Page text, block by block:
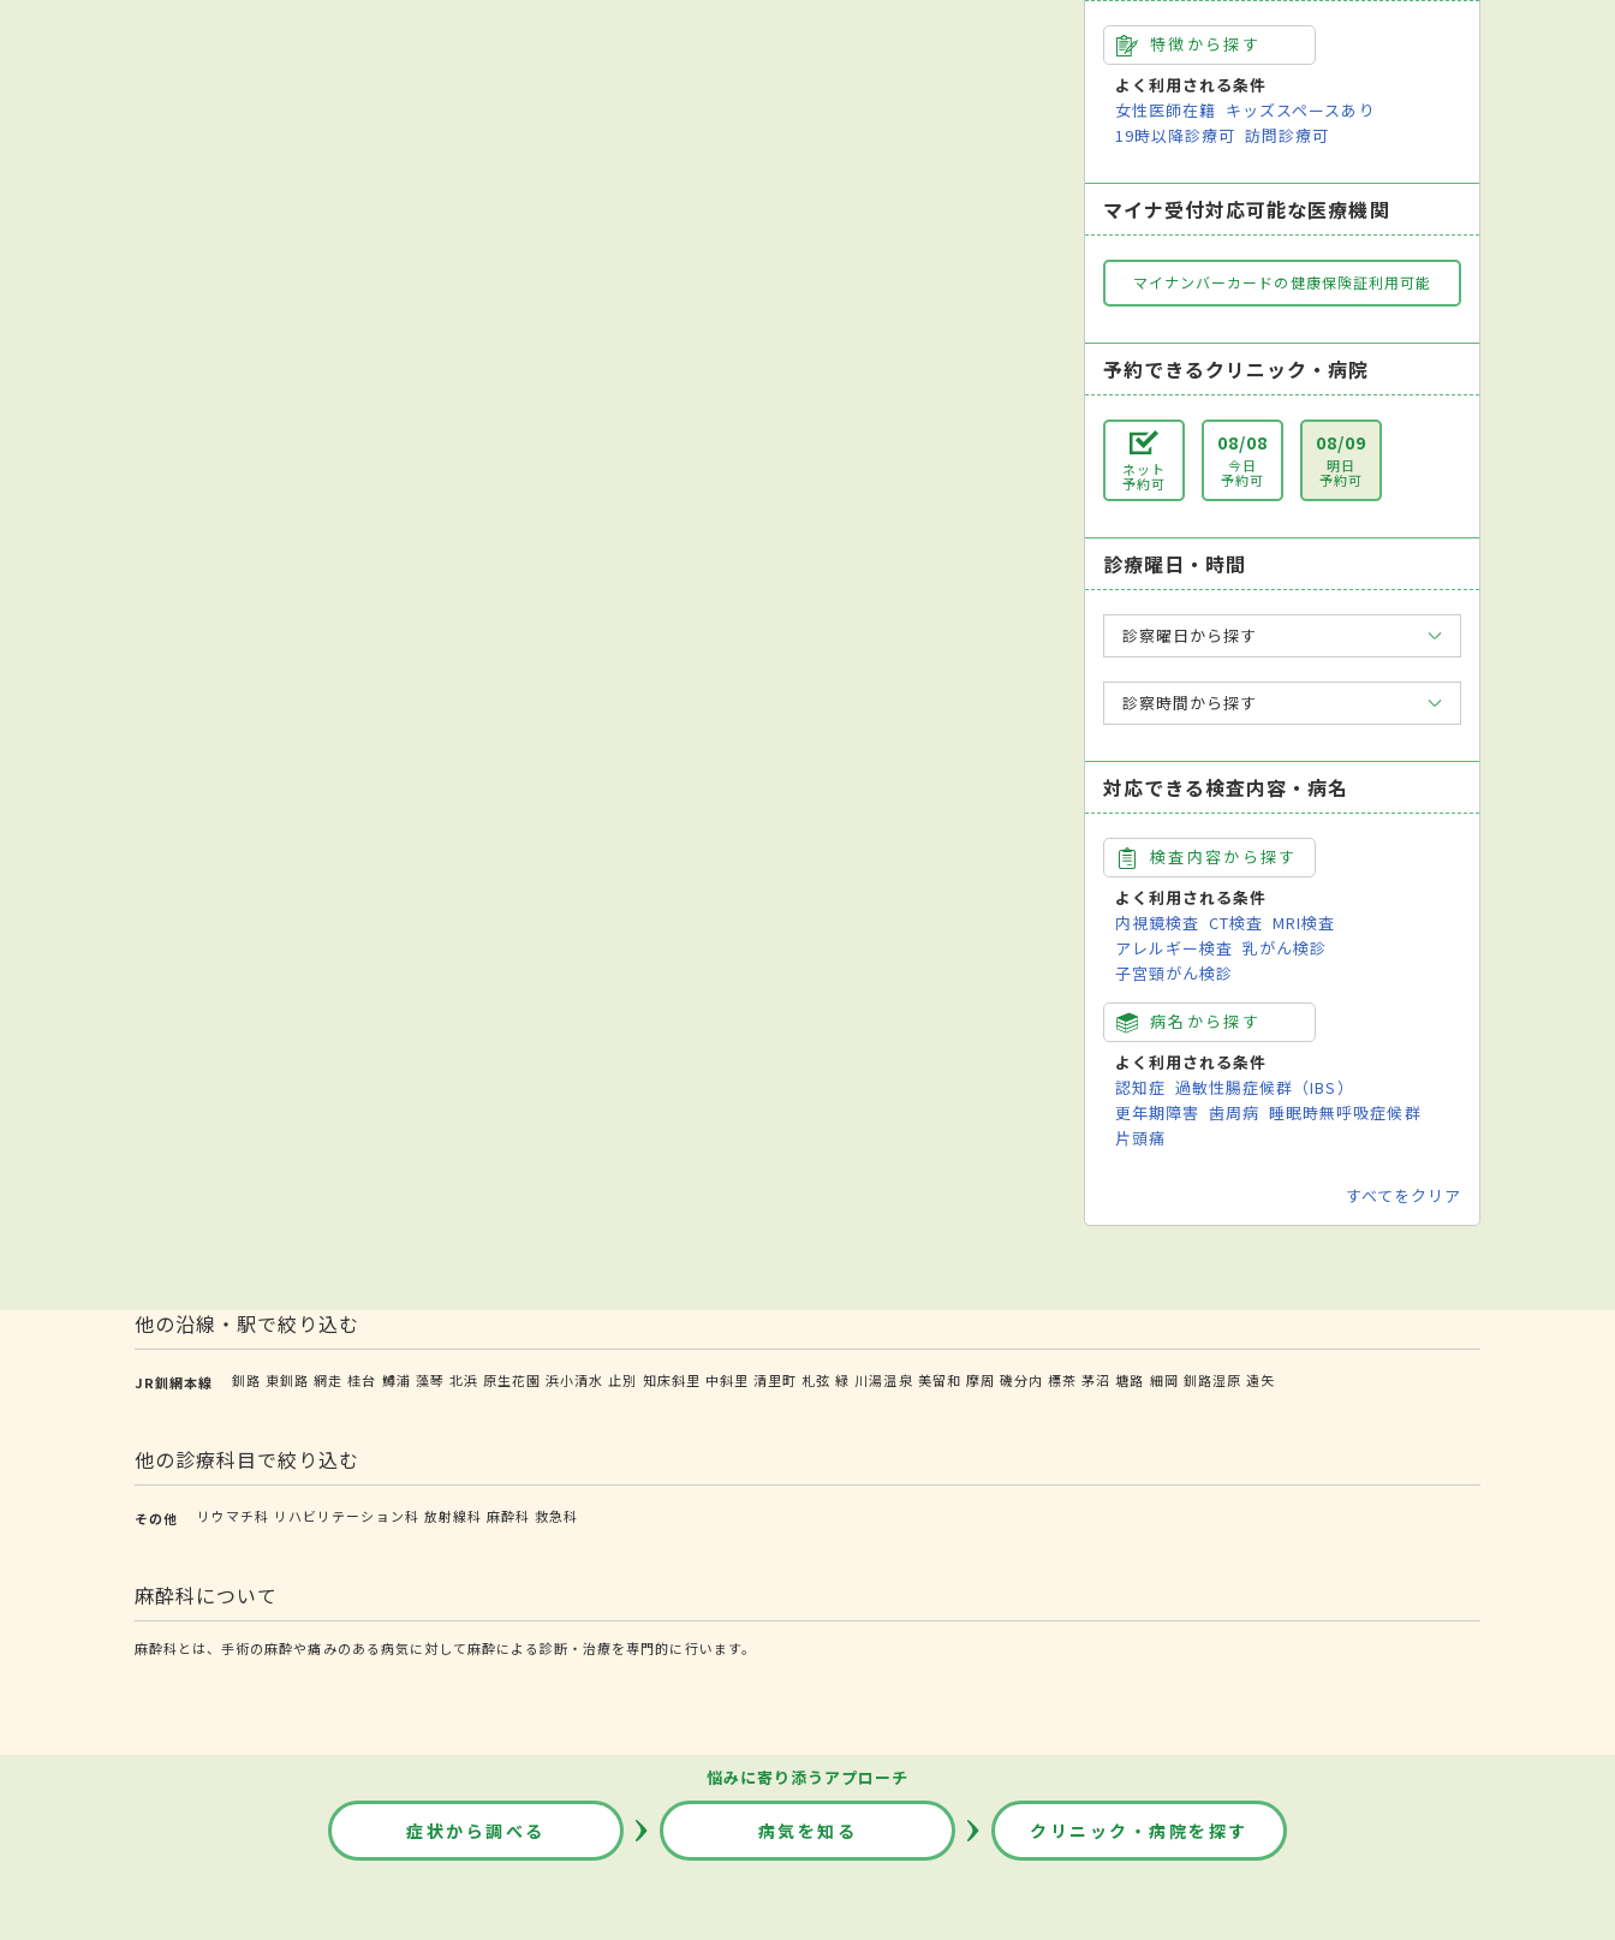
特徴から探す
よく利用される条件
女性医師在籍 キッズスペースあり
19時以降診療可 訪問診療可
マイナ受付対応可能な医療機関
マイナンバーカードの健康保険証利用可能
予約できるクリニック・病院
ネット
予約可
08/08
今日
予約可
08/09
明日
予約可
診療曜日・時間
診察曜日から探す
診察時間から探す
対応できる検査内容・病名
検査内容から探す
よく利用される条件
内視鏡検査 CT検査 MRI検査
アレルギー検査 乳がん検診
子宮頸がん検診
病名から探す
よく利用される条件
認知症 過敏性腸症候群（IBS）
更年期障害 歯周病 睡眠時無呼吸症候群
片頭痛
すべてをクリア
他の沿線・駅で絞り込む
JR釧網本線 釧路 東釧路 網走 桂台 鱒浦 藻琴 北浜 原生花園 浜小清水 止別 知床斜里 中斜里 清里町 札弦 緑 川湯温泉 美留和 摩周 磯分内 標茶 茅沼 塘路 細岡 釧路湿原 遠矢
他の診療科目で絞り込む
その他 リウマチ科 リハビリテーション科 放射線科 麻酔科 救急科
麻酔科について
麻酔科とは、手術の麻酔や痛みのある病気に対して麻酔による診断・治療を専門的に行います。
悩みに寄り添うアプローチ
症状から調べる 病気を知る クリニック・病院を探す